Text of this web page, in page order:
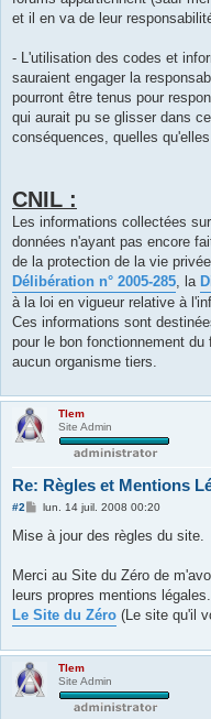
et il en va de leur
- L'utilisation des codes et
sauraient engager la
pourront être tenus pour
qui aurait pu se glisser dans
conséquences, quelles
CNIL :
Les informations collectées
données n'ayant pas encore
de la protection de la vie
Délibération n° 2005-285, la
à la loi en vigueur relative à
Ces informations sont
pour le bon fonctionnement
aucun organisme tiers.
Tlem
Site Admin
Re: Règles et Mentions
#2
M
s
g
lun. 14 juil. 2008 00:20
Mise à jour des règles du site.
Merci au Site du Zéro de
leurs propres mentions légales.
Le Site du Zéro (Le site qu'il
Tlem
Site Admin